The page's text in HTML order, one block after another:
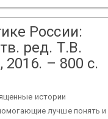
России:
ред. Т.В.
– 800 с.
истории
лучше понять и